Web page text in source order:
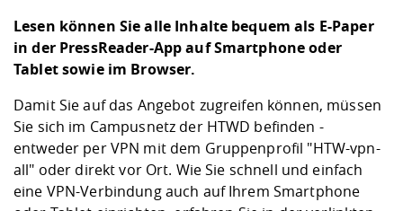
Digitales Lernen
Fremdsprachen
Jobs, Praktika,
Angebote der
Arbeit
Internationale
Förderverein
Lesen können Sie alle Inhalte bequem als E-Paper
in der PressReader-App auf Smartphone oder
Tablet sowie im Browser.
Damit Sie auf das Angebot zugreifen können, müssen
Sie sich im Campusnetz der HTWD befinden -
entweder per VPN mit dem Gruppenprofil "HTW-vpn-
all" oder direkt vor Ort. Wie Sie schnell und einfach
eine VPN-Verbindung auch auf Ihrem Smartphone